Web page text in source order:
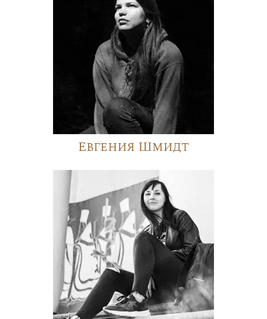
Евгения Шмидт